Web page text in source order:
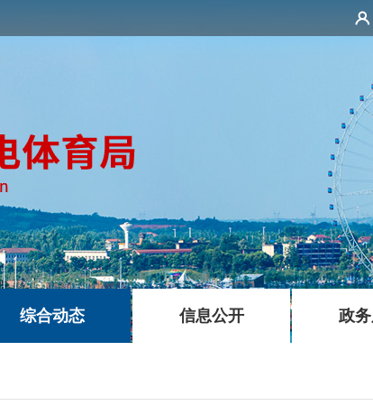
综合动态 信息公开 政